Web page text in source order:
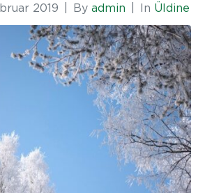
2019 By admin In Üldine